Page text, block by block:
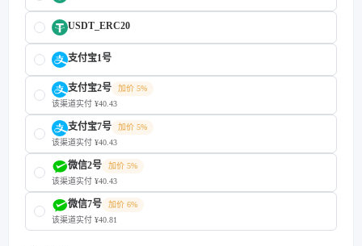
USDT_ERC20
支付宝1号
支付宝2号
加价 5%
该渠道实付 ¥40.43
支付宝7号
加价 5%
该渠道实付 ¥40.43
微信2号
加价 5%
该渠道实付 ¥40.43
微信7号
加价 6%
该渠道实付 ¥40.81